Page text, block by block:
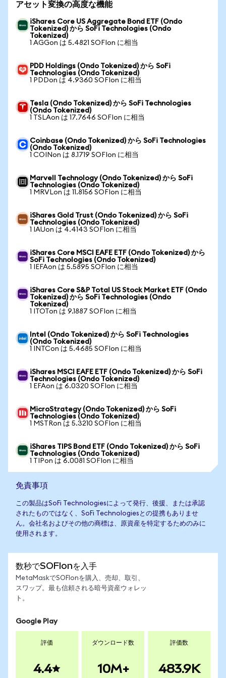
アセット変換の高度な機能
iShares Core US Aggregate Bond ETF (Ondo
Tokenized) から SoFi Technologies (Ondo
Tokenized)
1 AGGon は 5.4821 SOFIon に相当
PDD Holdings (Ondo Tokenized) から SoFi
Technologies (Ondo Tokenized)
1 PDDon は 4.9360 SOFIon に相当
Tesla (Ondo Tokenized) から SoFi Technologies
(Ondo Tokenized)
1 TSLAon は 17.7646 SOFIon に相当
Coinbase (Ondo Tokenized) から SoFi Technologies
(Ondo Tokenized)
1 COINon は 8.1719 SOFIon に相当
Marvell Technology (Ondo Tokenized) から SoFi
Technologies (Ondo Tokenized)
1 MRVLon は 11.8156 SOFIon に相当
iShares Gold Trust (Ondo Tokenized) から SoFi
Technologies (Ondo Tokenized)
1 IAUon は 4.4143 SOFIon に相当
iShares Core MSCI EAFE ETF (Ondo Tokenized) から
SoFi Technologies (Ondo Tokenized)
1 IEFAon は 5.5895 SOFIon に相当
iShares Core S&P Total US Stock Market ETF (Ondo
Tokenized) から SoFi Technologies (Ondo
Tokenized)
1 ITOTon は 9.1887 SOFIon に相当
Intel (Ondo Tokenized) から SoFi Technologies
(Ondo Tokenized)
1 INTCon は 5.4685 SOFIon に相当
iShares MSCI EAFE ETF (Ondo Tokenized) から SoFi
Technologies (Ondo Tokenized)
1 EFAon は 6.0320 SOFIon に相当
MicroStrategy (Ondo Tokenized) から SoFi
Technologies (Ondo Tokenized)
1 MSTRon は 5.3210 SOFIon に相当
iShares TIPS Bond ETF (Ondo Tokenized) から SoFi
Technologies (Ondo Tokenized)
1 TIPon は 6.0081 SOFIon に相当
免責事項
この製品はSoFi Technologiesによって発行、後援、または承認
されたものではなく、SoFi Technologiesとの提携もありませ
ん。会社名およびその他の商標は、原資産を特定するためのみに
使用されます。
数秒でSOFIonを入手
MetaMaskでSOFIonを購入、売却、取引、
スワップ。最も信頼される暗号資産ウォレッ
ト。
Google Play
評価
4.4
ダウンロード数
10M+
評価数
483.9K